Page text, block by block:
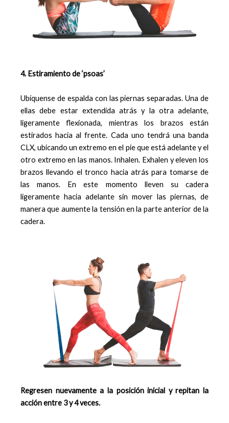
4. Estiramiento de ‘psoas’
Ubíquense de espalda con las piernas separadas. Una de
ellas debe estar extendida atrás y la otra adelante,
ligeramente flexionada, mientras los brazos están
estirados hacia al frente. Cada uno tendrá una banda
CLX, ubicando un extremo en el pie que está adelante y el
otro extremo en las manos. Inhalen. Exhalen y eleven los
brazos llevando el tronco hacia atrás para tomarse de
las manos. En este momento lleven su cadera
ligeramente hacia adelante sin mover las piernas, de
manera que aumente la tensión en la parte anterior de la
cadera.
Regresen nuevamente a la posición inicial y repitan la
acción entre 3 y 4 veces.